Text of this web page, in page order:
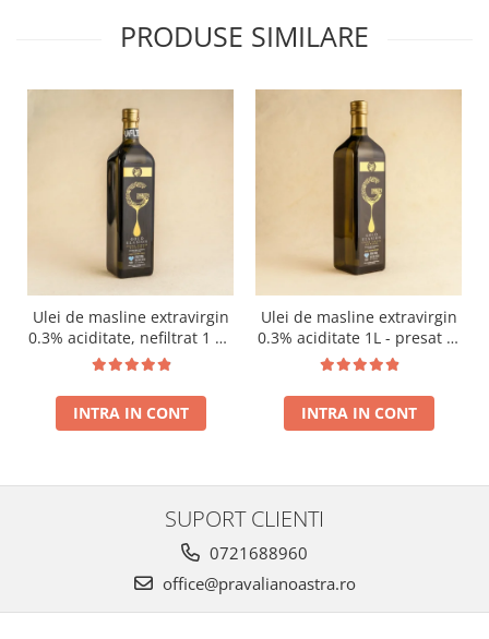
PRODUSE SIMILARE
Ulei de masline extravirgin
0.3% aciditate, nefiltrat 1 L -
presat la rece RECOLTA
INTRA IN CONT
Ulei de masline extravirgin
0.3% aciditate 1L - presat la
rece RECOLTA NOUA
INTRA IN CONT
SUPORT CLIENTI
0721688960
office@pravalianoastra.ro